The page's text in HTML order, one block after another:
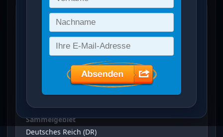
Freimarken: Ziffern, Arbeiter,
Posthorn und Pflüger(2 M)
Vergrößertes Bild bei Klick auf Bild
Ausgabeanlass
Freimarken: Ziffern, Arbeiter, Posthorn und Pflüger
Sammelgebiet
Deutsches Reich (DR)